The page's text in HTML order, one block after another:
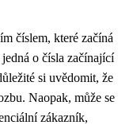
číslem, které začíná
o čísla začínající
si uvědomit, že
Naopak, může se
zákazník,